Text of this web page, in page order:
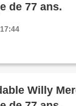
de 77 ans.
Willy